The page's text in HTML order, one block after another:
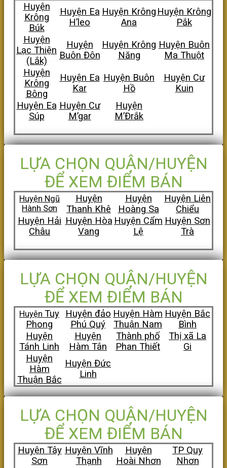
Huyện
Krông
Búk
Huyện Ea
H’leo
Huyện Krông
Ana
Huyện Krông
Pắk
Huyện
Lạc Thiện
(Lắk)
Huyện
Buôn Đôn
Huyện Krông
Năng
Huyện Buôn
Ma Thuột
Huyện
Krông
Bông
Huyện Ea
Kar
Huyện Buôn
Hồ
Huyện Cư
Kuin
Huyện Ea
Súp
Huyện Cư
M’gar
Huyện
M’Đrắk
LỰA CHỌN QUẬN/HUYỆN
ĐỂ XEM ĐIỂM BÁN
Huyện Ngũ
Hành Sơn
Huyện
Thanh Khê
Huyện
Hoàng Sa
Huyện Liên
Chiểu
Huyện Hải
Châu
Huyện Hòa
Vang
Huyện Cẩm
Lệ
Huyện Sơn
Trà
LỰA CHỌN QUẬN/HUYỆN
ĐỂ XEM ĐIỂM BÁN
Huyện Tuy
Phong
Huyện đảo
Phú Quý
Huyện Hàm
Thuận Nam
Huyện Bắc
Bình
Huyện
Tánh Linh
Huyện
Hàm Tân
Thành phố
Phan Thiết
Thị xã La
Gi
Huyện
Hàm
Thuận Bắc
Huyện Đức
Linh
LỰA CHỌN QUẬN/HUYỆN
ĐỂ XEM ĐIỂM BÁN
Huyện Tây
Sơn
Huyện Vĩnh
Thạnh
Huyện
Hoài Nhơn
TP Quy
Nhơn